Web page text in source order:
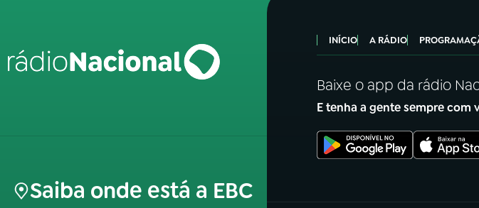
Saiba onde está a EBC
INÍCIO A RÁDIO
Baixe o app da rádio
E tenha a gente sempre com